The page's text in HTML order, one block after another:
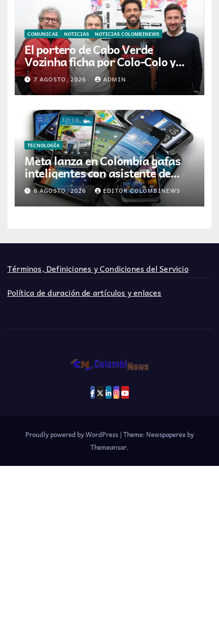
COMUNICAE NOTICIAS NOTICIAS COLOMBINEWS
El portero de Cabo Verde
Vozinha ficha por Colo-Colo y
JETOUR respalda su nueva
etapa
7 AGOSTO, 2026 ADMIN
TECNOLOGÍA
Meta lanza en Colombia gafas
inteligentes con asistente de
inteligencia artificial
6 AGOSTO, 2026 EDITOR COLOMBINEWS
Términos, Definiciones y Condiciones del Servicio
Política de duración de artículos y enlaces
Proudly powered by WordPress|Theme: Newspaperex by
Themeansar.